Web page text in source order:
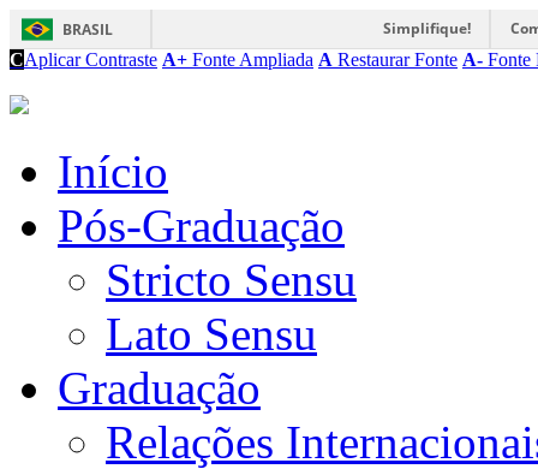
BRASIL Simplifique!
CAplicar Contraste A+ Fonte Ampliada A Restaurar Fonte A- Fonte
Início
Pós-Graduação
Stricto Sensu
Lato Sensu
Graduação
Relações